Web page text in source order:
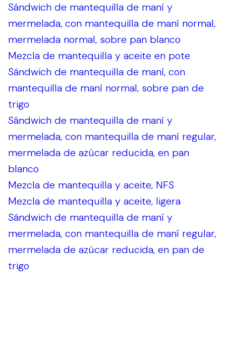
Sándwich de mantequilla de maní y
mermelada, con mantequilla de maní normal,
mermelada normal, sobre pan blanco
Mezcla de mantequilla y aceite en pote
Sándwich de mantequilla de maní, con
mantequilla de maní normal, sobre pan de
trigo
Sándwich de mantequilla de maní y
mermelada, con mantequilla de maní regular,
mermelada de azúcar reducida, en pan
blanco
Mezcla de mantequilla y aceite, NFS
Mezcla de mantequilla y aceite, ligera
Sándwich de mantequilla de maní y
mermelada, con mantequilla de maní regular,
mermelada de azúcar reducida, en pan de
trigo